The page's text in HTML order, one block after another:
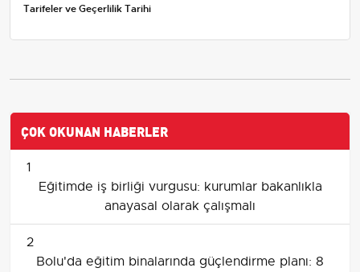
Tarifeler ve Geçerlilik Tarihi
ÇOK OKUNAN HABERLER
1
Eğitimde iş birliği vurgusu: kurumlar bakanlıkla
anayasal olarak çalışmalı
2
Bolu'da eğitim binalarında güçlendirme planı: 8